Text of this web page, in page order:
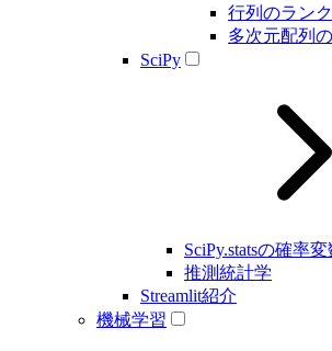
行列のランク
多次元配列
SciPy
SciPy.statsの確率変
推測統計学
Streamlit紹介
機械学習